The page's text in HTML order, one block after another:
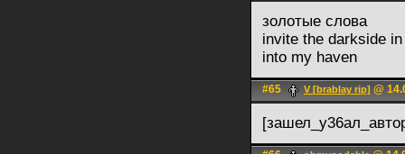
золотые слова
invite the darkside in
into my haven
#65 V [brablay rip] @